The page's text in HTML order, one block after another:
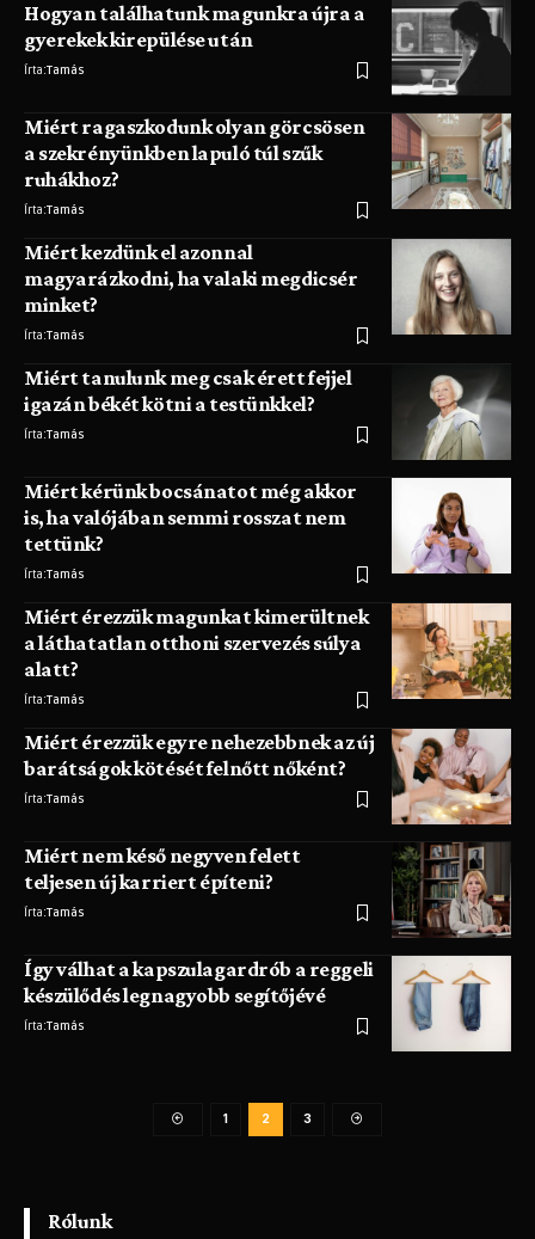
Hogyan találhatunk magunkra újra a
gyerekek kirepülése után
Írta:Tamás
Miért ragaszkodunk olyan görcsösen
a szekrényünkben lapuló túl szűk
ruhákhoz?
Írta:Tamás
Miért kezdünk el azonnal
magyarázkodni, ha valaki megdicsér
minket?
Írta:Tamás
Miért tanulunk meg csak érett fejjel
igazán békét kötni a testünkkel?
Írta:Tamás
Miért kérünk bocsánatot még akkor
is, ha valójában semmi rosszat nem
tettünk?
Írta:Tamás
Miért érezzük magunkat kimerültnek
a láthatatlan otthoni szervezés súlya
alatt?
Írta:Tamás
Miért érezzük egyre nehezebbnek az új
barátságok kötését felnőtt nőként?
Írta:Tamás
Miért nem késő negyven felett
teljesen új karriert építeni?
Írta:Tamás
Így válhat a kapszulagardrób a reggeli
készülődés legnagyobb segítőjévé
Írta:Tamás
1 2 3
Rólunk